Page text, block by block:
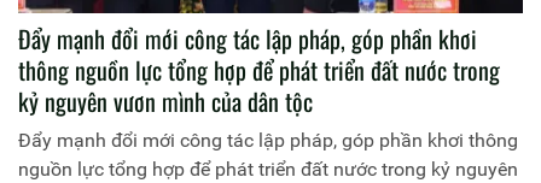
Đẩy mạnh đổi mới công tác lập pháp, góp phần khơi
thông nguồn lực tổng hợp để phát triển đất nước trong
kỷ nguyên vươn mình của dân tộc
Đẩy mạnh đổi mới công tác lập pháp, góp phần khơi thông
nguồn lực tổng hợp để phát triển đất nước trong kỷ nguyên